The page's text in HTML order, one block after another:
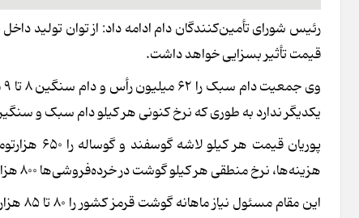
رئیس شورای تأمین‌کنندگان دام ادامه داد: از توان تولید
قیمت تأثیر بسزایی خواهد داشت.
یکدیگر ندارد به طوری که نرخ کنونی هر کیلو دام سبک و سنگین ۳۲۰ هزارتومان
پوریان
هزینه‌ها، نرخ منطقی هر کیلو گوشت در خرده‌فروشی‌ها ۸۰۰ هزارتومان است.
این